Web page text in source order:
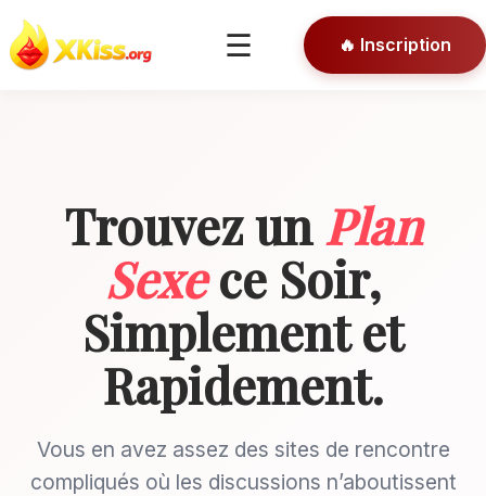
☰
🎯 Conseils
🔒 Connexion
🔥 Inscription
Trouvez unPlan
Sexece Soir,
Simplement et
Rapidement.
Vous en avez assez des sites de rencontre
compliqués où les discussions n’aboutissent